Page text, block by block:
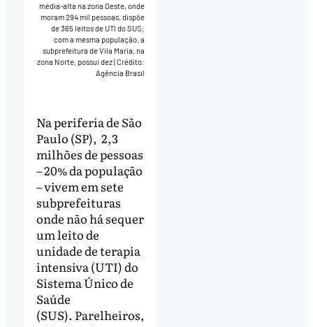
média-alta na zona Oeste, onde
moram 294 mil pessoas, dispõe
de 365 leitos de UTI do SUS;
com a mesma população, a
subprefeitura de Vila Maria, na
zona Norte, possui dez|Crédito:
Agência Brasil
Na periferia de São
Paulo (SP), 2,3
milhões de pessoas
– 20% da população
– vivem em sete
subprefeituras
onde não há sequer
um leito de
unidade de terapia
intensiva (UTI) do
Sistema Único de
Saúde
(SUS). Parelheiros,